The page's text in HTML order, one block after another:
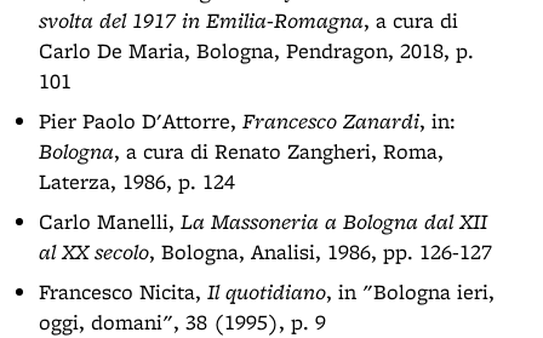
svolta del 1917 in Emilia-Romagna, a cura di
Carlo De Maria, Bologna, Pendragon, 2018, p.
101
Pier Paolo D'Attorre, Francesco Zanardi, in:
Bologna, a cura di Renato Zangheri, Roma,
Laterza, 1986, p. 124
Carlo Manelli, La Massoneria a Bologna dal XII
al XX secolo, Bologna, Analisi, 1986, pp. 126-127
Francesco Nicita, Il quotidiano, in "Bologna ieri,
oggi, domani", 38 (1995), p. 9